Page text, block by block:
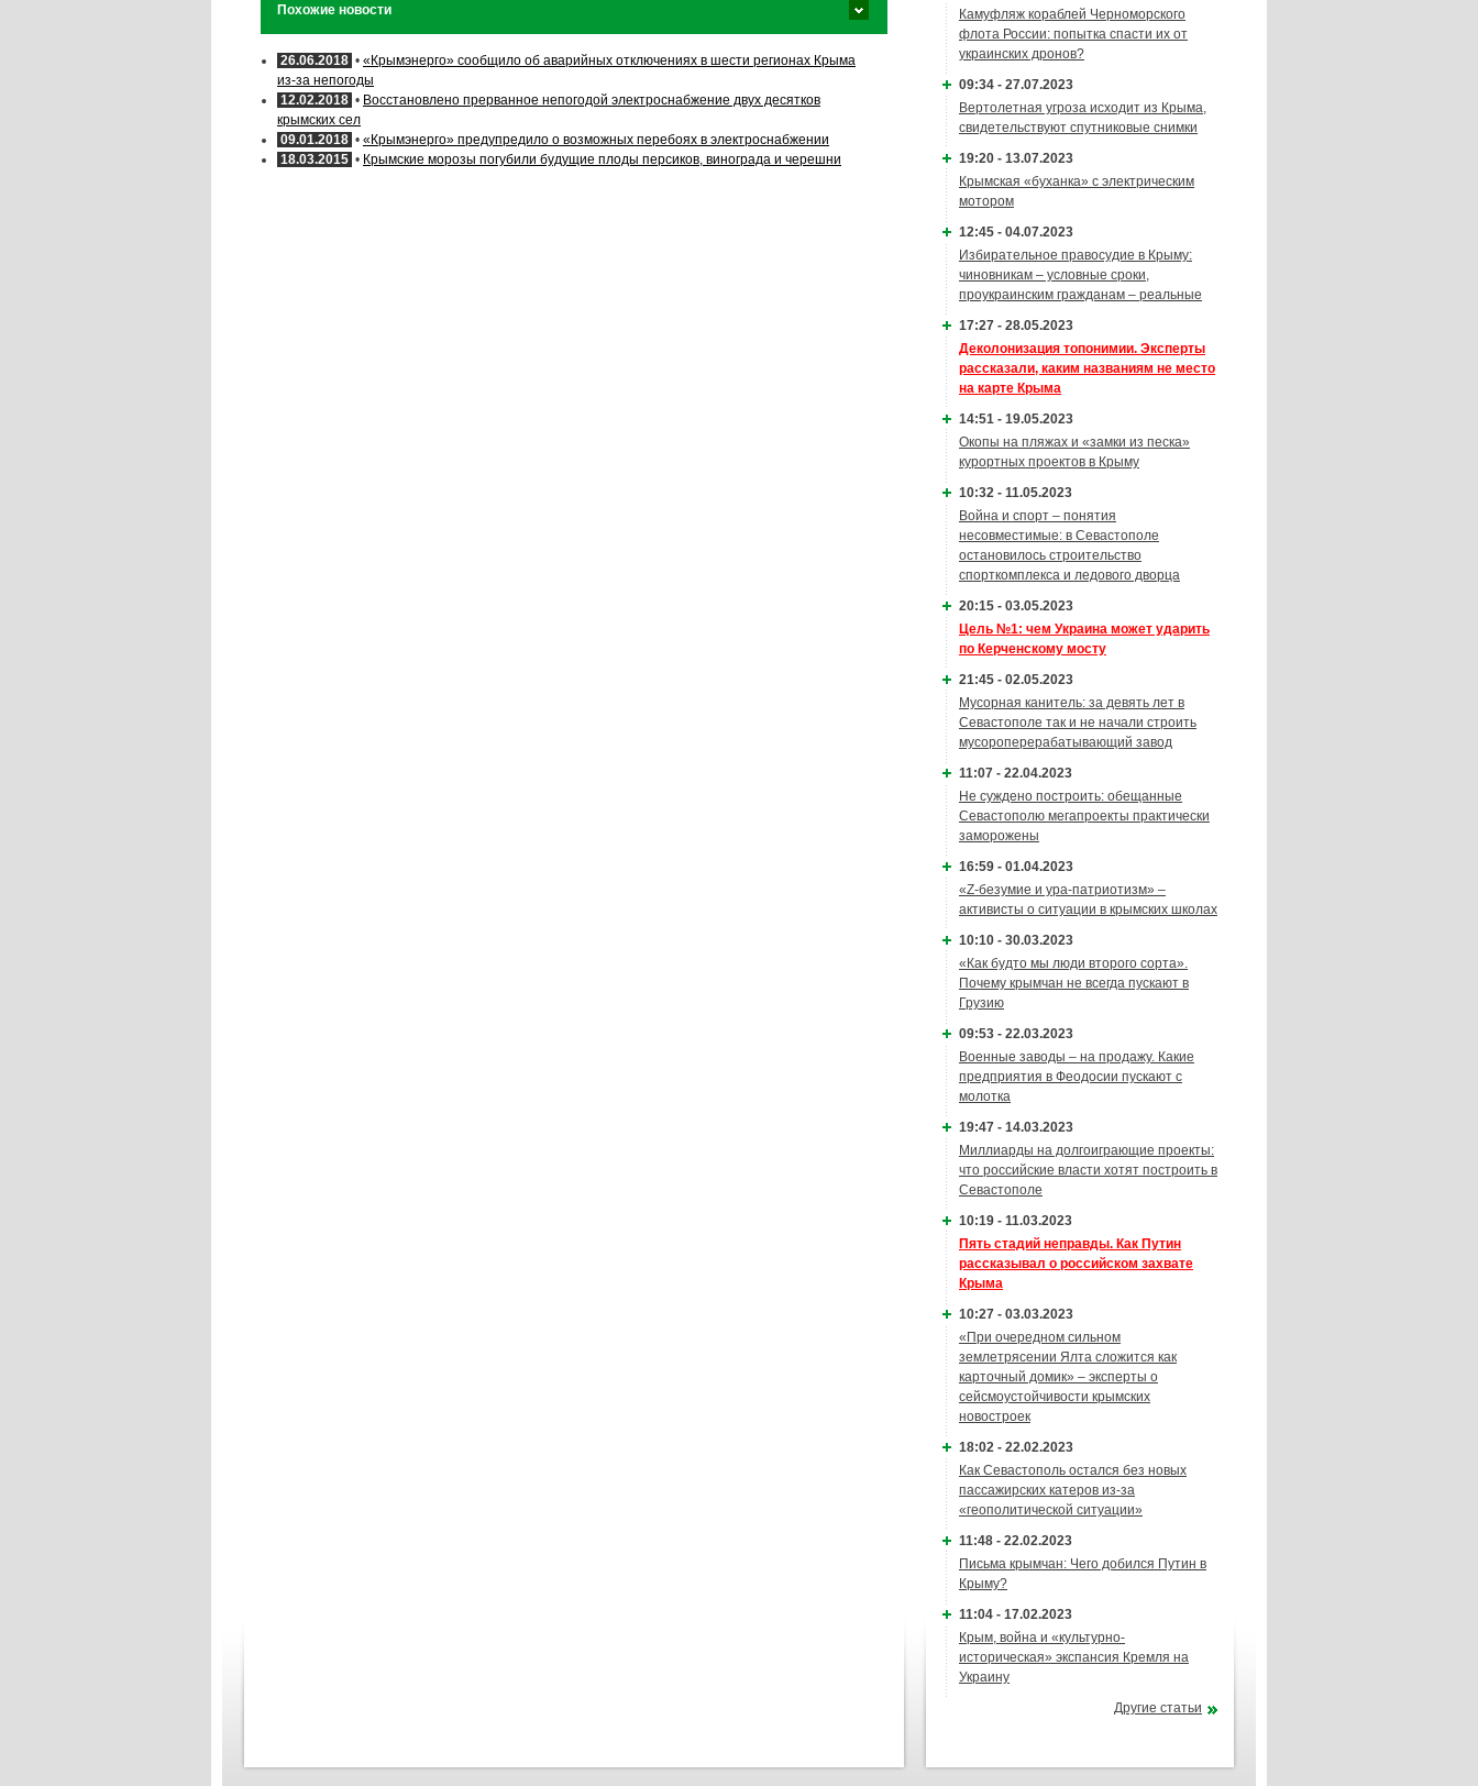
Похожие новости
26.06.2018 • «Крымэнерго» сообщило об аварийных отключениях в шести регионах Крыма
из-за непогоды
12.02.2018 • Восстановлено прерванное непогодой электроснабжение двух десятков
крымских сел
09.01.2018 • «Крымэнерго» предупредило о возможных перебоях в электроснабжении
18.03.2015 • Крымские морозы погубили будущие плоды персиков, винограда и черешни
Камуфляж кораблей Черноморского
флота России: попытка спасти их от
украинских дронов?
09:34 - 27.07.2023
Вертолетная угроза исходит из Крыма,
свидетельствуют спутниковые снимки
19:20 - 13.07.2023
Крымская «буханка» с электрическим
мотором
12:45 - 04.07.2023
Избирательное правосудие в Крыму:
чиновникам – условные сроки,
проукраинским гражданам – реальные
17:27 - 28.05.2023
Деколонизация топонимии. Эксперты
рассказали, каким названиям не место
на карте Крыма
14:51 - 19.05.2023
Окопы на пляжах и «замки из песка»
курортных проектов в Крыму
10:32 - 11.05.2023
Война и спорт – понятия
несовместимые: в Севастополе
остановилось строительство
спорткомплекса и ледового дворца
20:15 - 03.05.2023
Цель №1: чем Украина может ударить
по Керченскому мосту
21:45 - 02.05.2023
Мусорная канитель: за девять лет в
Севастополе так и не начали строить
мусороперерабатывающий завод
11:07 - 22.04.2023
Не суждено построить: обещанные
Севастополю мегапроекты практически
заморожены
16:59 - 01.04.2023
«Z-безумие и ура-патриотизм» –
активисты о ситуации в крымских школах
10:10 - 30.03.2023
«Как будто мы люди второго сорта».
Почему крымчан не всегда пускают в
Грузию
09:53 - 22.03.2023
Военные заводы – на продажу. Какие
предприятия в Феодосии пускают с
молотка
19:47 - 14.03.2023
Миллиарды на долгоиграющие проекты:
что российские власти хотят построить в
Севастополе
10:19 - 11.03.2023
Пять стадий неправды. Как Путин
рассказывал о российском захвате
Крыма
10:27 - 03.03.2023
«При очередном сильном
землетрясении Ялта сложится как
карточный домик» – эксперты о
сейсмоустойчивости крымских
новостроек
18:02 - 22.02.2023
Как Севастополь остался без новых
пассажирских катеров из-за
«геополитической ситуации»
11:48 - 22.02.2023
Письма крымчан: Чего добился Путин в
Крыму?
11:04 - 17.02.2023
Крым, война и «культурно-
историческая» экспансия Кремля на
Украину
Другие статьи